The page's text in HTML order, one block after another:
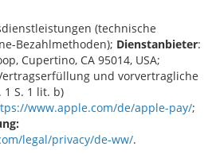
(technische
Bezahlmethoden); Dienstanbieter:
Cupertino, CA 95014, USA;
und vorvertragliche
1 S. 1 lit. b)
www.apple.com/de/apple-pay/;
legal/privacy/de-ww/.